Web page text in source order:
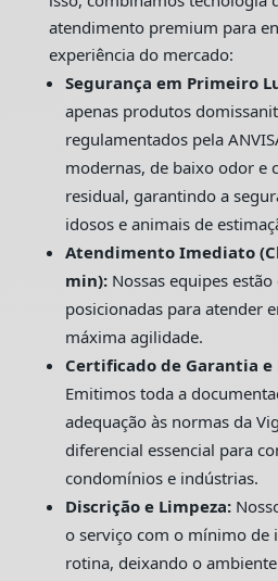
atendimento premium para
experiência do mercado:
Segurança em Primeiro
apenas produtos
regulamentados pela
modernas, de baixo odor e
residual, garantindo a
idosos e animais de
Atendimento Imediato
min):Nossas equipes
posicionadas para atender
máxima agilidade.
Certificado de Garantia e
Emitimos toda a
adequação às normas da
diferencial essencial para
condomínios e indústrias.
Discrição e Limpeza:
o serviço com o mínimo de
rotina, deixando o